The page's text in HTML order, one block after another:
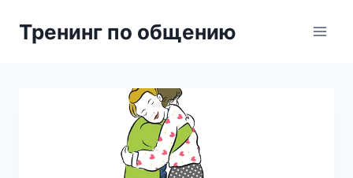
Тренинг по общению